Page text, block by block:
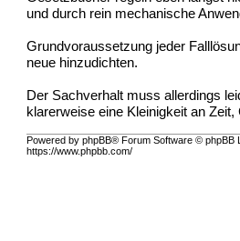
und durch rein mechanische
Grundvoraussetzung jeder
neue hinzudichten.
Der Sachverhalt muss allerdings
klarerweise eine Kleinigkeit an
Powered by phpBB® Forum Software © phpBB
https://www.phpbb.com/